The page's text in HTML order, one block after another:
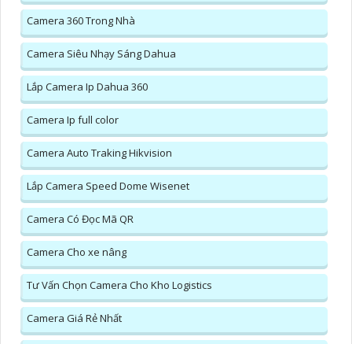
Camera 360 Trong Nhà
Camera Siêu Nhạy Sáng Dahua
Lắp Camera Ip Dahua 360
Camera Ip full color
Camera Auto Traking Hikvision
Lắp Camera Speed Dome Wisenet
Camera Có Đọc Mã QR
Camera Cho xe nâng
Tư Vấn Chọn Camera Cho Kho Logistics
Camera Giá Rẻ Nhất